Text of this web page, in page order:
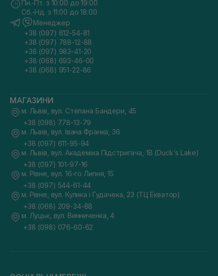
Пн.-Пт. з 10:00 до 19:00
Сб.-Нд. з 11:00 до 18:00
Менеджер
+38 (097) 612-54-81
+38 (097) 788-12-88
+38 (097) 983-41-20
+38 (068) 693-46-00
+38 (068) 951-22-86
МАГАЗИНИ
м. Львів, вул. Степана Бандери, 45
+38 (098) 778-13-79
м. Львів, вул. Івана Франка, 36
+38 (097) 611-95-94
м. Львів, вул. Академіка Підстригача, 1В (Duck's Lake)
+38 (097) 101-97-16
м. Рівне, вул. 16-го Липня, 15
+38 (097) 544-61-44
м. Рівне, вул. Кулика і Гудачека, 23 (ТЦ Екватор)
+38 (068) 209-34-88
м. Луцьк, вул. Винниченка, 4
+38 (098) 076-60-62